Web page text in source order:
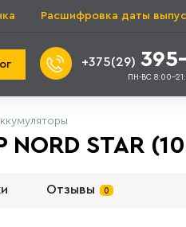
Расшифровка даты
+375(29)
ПН-ВС 8:00-
STAR
Отзывы 0